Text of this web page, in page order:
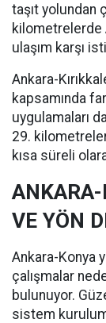
taşıt yolundan
kilometrelerde
ulaşım karşı
Ankara-
kapsamında
uygulamaları
29.
kısa süreli
ANKARA-
VE YÖN
Ankara-Konya
çalışmalar
bulunuyor.
sistem